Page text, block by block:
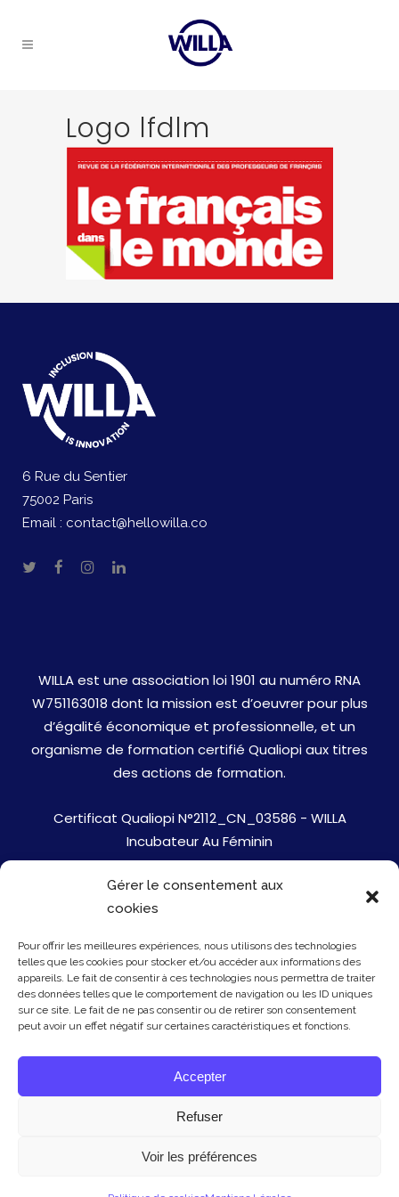
Gérer le consentement aux
cookies
Pour offrir les meilleures expériences, nous utilisons des technologies
telles que les cookies pour stocker et/ou accéder aux informations des
appareils. Le fait de consentir à ces technologies nous permettra de traiter
des données telles que le comportement de navigation ou les ID uniques
sur ce site. Le fait de ne pas consentir ou de retirer son consentement
peut avoir un effet négatif sur certaines caractéristiques et fonctions.
Accepter
Refuser
Voir les préférences
Logo lfdlm
6 Rue du Sentier
75002 Paris
Email : contact@hellowilla.co
WILLA est une association loi 1901 au numéro RNA
W751163018 dont la mission est d’oeuvrer pour plus
d’égalité économique et professionnelle, et un
organisme de formation certifié Qualiopi aux titres
des actions de formation.
Certificat Qualiopi N°2112_CN_03586 - WILLA
Incubateur Au Féminin
Jobs
Mentions Légales
Politique de cookies
Presse